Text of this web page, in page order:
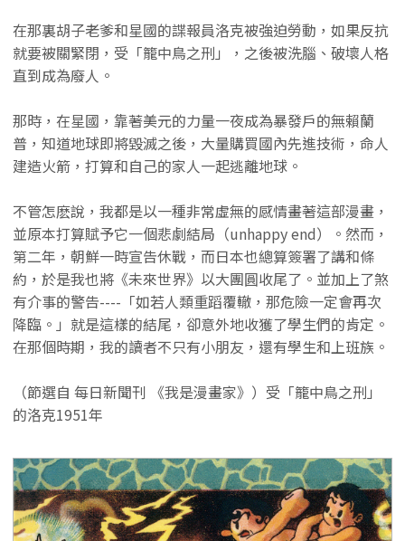
在那裏胡子老爹和星國的諜報員洛克被強迫勞動，如果反抗
就要被關緊閉，受「籠中鳥之刑」，之後被洗腦、破壞人格
直到成為廢人。
那時，在星國，靠著美元的力量一夜成為暴發戶的無賴蘭
普，知道地球即將毀滅之後，大量購買國內先進技術，命人
建造火箭，打算和自己的家人一起逃離地球。
不管怎麽說，我都是以一種非常虛無的感情畫著這部漫畫，
並原本打算賦予它一個悲劇結局（unhappy end）。然而，
第二年，朝鮮一時宣告休戰，而日本也總算簽署了講和條
約，於是我也將《未來世界》以大團圓收尾了。並加上了煞
有介事的警告----「如若人類重蹈覆轍，那危險一定會再次
降臨。」就是這樣的結尾，卻意外地收獲了學生們的肯定。
在那個時期，我的讀者不只有小朋友，還有學生和上班族。
（節選自 每日新聞刊 《我是漫畫家》）受「籠中鳥之刑」
的洛克1951年